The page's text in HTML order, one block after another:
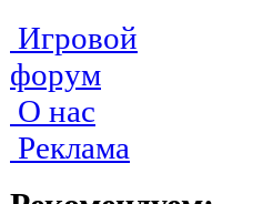
Игровой
форум
О нас
Реклама